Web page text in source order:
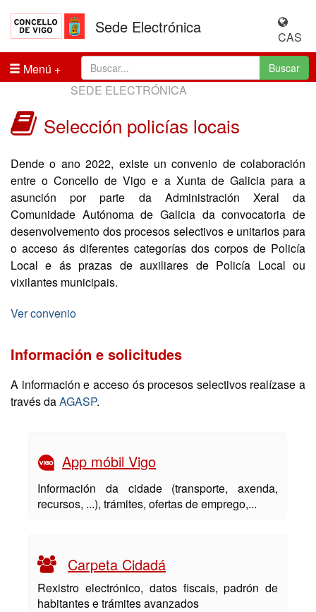
Sede Electrónica
CAS
Menú
Buscar
SEDE ELECTRÓNICA
Selección policías locais
Dende o ano 2022, existe un convenio de colaboración
entre o Concello de Vigo e a Xunta de Galicia para a
asunción por parte da Administración Xeral da
Comunidade Autónoma de Galicia da convocatoria de
desenvolvemento dos procesos selectivos e unitarios para
o acceso ás diferentes categorías dos corpos de Policía
Local e ás prazas de auxiliares de Policía Local ou
vixilantes municipais.
Ver convenio
Información e solicitudes
A información e acceso ós procesos selectivos realízase a
través daAGASP.
App móbil Vigo
Información da cidade (transporte, axenda,
recursos, ...), trámites, ofertas de emprego,...
Carpeta Cidadá
Rexistro electrónico, datos fiscais, padrón de
habitantes e trámites avanzados